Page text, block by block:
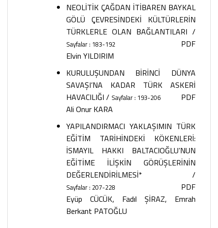
NEOLİTİK ÇAĞDAN İTİBAREN BAYKAL
GÖLÜ ÇEVRESİNDEKİ KÜLTÜRLERİN
TÜRKLERLE OLAN BAĞLANTILARI /
Sayfalar : 183-192
PDF
Elvin YILDIRIM
KURULUŞUNDAN BİRİNCİ DÜNYA
SAVAŞI’NA KADAR TÜRK ASKERİ
HAVACILIĞI / Sayfalar : 193-206
PDF
Ali Onur KARA
YAPILANDIRMACI YAKLAŞIMIN TÜRK
EĞİTİM TARİHİNDEKİ KÖKENLERİ:
İSMAYIL HAKKI BALTACIOĞLU’NUN
EĞİTİME İLİŞKİN GÖRÜŞLERİNİN
DEĞERLENDİRİLMESİ* /
Sayfalar : 207-228
PDF
Eyüp CÜCÜK, Fadıl ŞİRAZ, Emrah
Berkant PATOĞLU